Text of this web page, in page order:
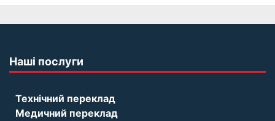
Наші послуги
Технічний переклад
Медичний переклад